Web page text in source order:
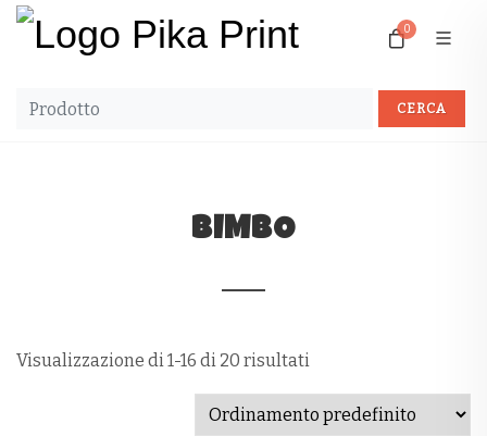
0
BIMBO
Visualizzazione di 1-16 di 20 risultati